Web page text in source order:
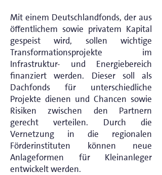
Mit einem Deutschlandfonds, der aus
öffentlichem sowie privatem Kapital
gespeist wird, sollen wichtige
Transformationsprojekte im
Infrastruktur- und Energiebereich
finanziert werden. Dieser soll als
Dachfonds für unterschiedliche
Projekte dienen und Chancen sowie
Risiken zwischen den Partnern
gerecht verteilen. Durch die
Vernetzung in die regionalen
Förderinstituten können neue
Anlageformen für Kleinanleger
entwickelt werden.